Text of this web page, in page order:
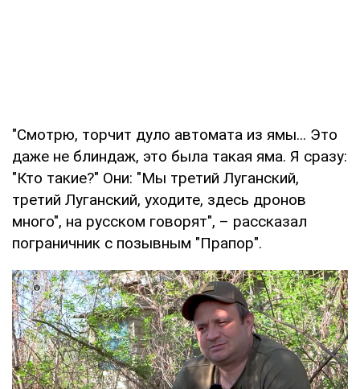
"Смотрю, торчит дуло автомата из ямы... Это
даже не блиндаж, это была такая яма. Я сразу:
"Кто такие?" Они: "Мы третий Луганский,
третий Луганский, уходите, здесь дронов
много", на русском говорят", – рассказал
пограничник с позывным "Прапор".